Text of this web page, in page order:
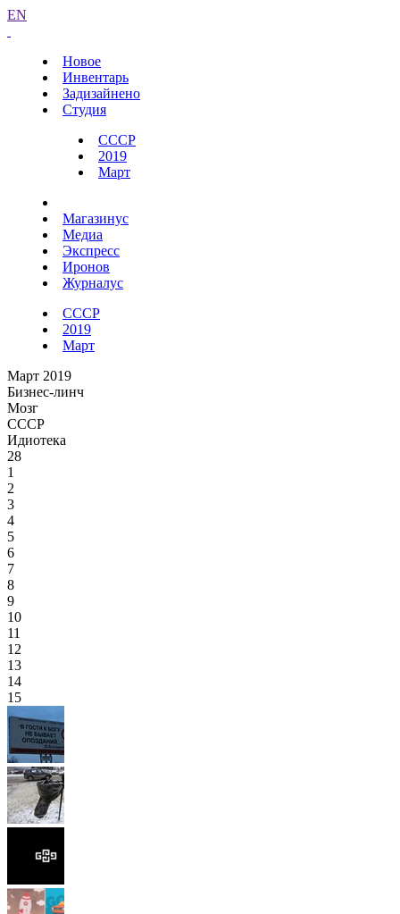
EN
Новое
Инвентарь
Задизайнено
Студия
СССР
2019
Март
Магазинус
Медиа
Экспресс
Иронов
Журналус
СССР
2019
Март
Март 2019
Бизнес-линч
Мозг
СССР
Идиотека
28
1
2
3
4
5
6
7
8
9
10
11
12
13
14
15